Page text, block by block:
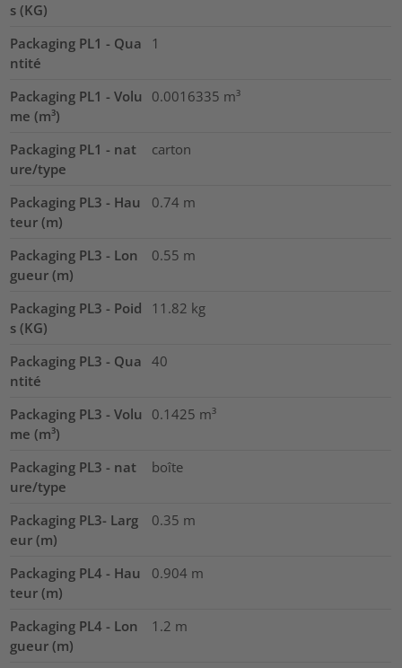
s (KG)
Packaging PL1 - Qua
ntité
1
Packaging PL1 - Volu
me (m³)
0.0016335 m³
Packaging PL1 - nat
ure/type
carton
Packaging PL3 - Hau
teur (m)
0.74 m
Packaging PL3 - Lon
gueur (m)
0.55 m
Packaging PL3 - Poid
s (KG)
11.82 kg
Packaging PL3 - Qua
ntité
40
Packaging PL3 - Volu
me (m³)
0.1425 m³
Packaging PL3 - nat
ure/type
boîte
Packaging PL3- Larg
eur (m)
0.35 m
Packaging PL4 - Hau
teur (m)
0.904 m
Packaging PL4 - Lon
gueur (m)
1.2 m